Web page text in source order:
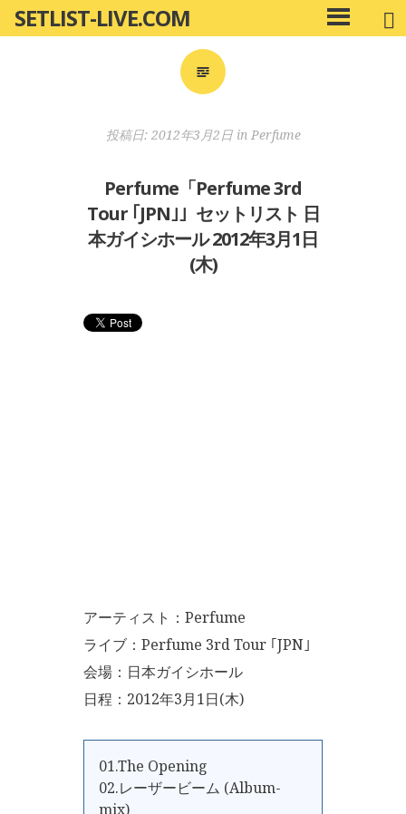
ン
SETLIST-LIVE.COM
メ
イ
投稿日: 2012年3月2日in Perfume
Perfume「Perfume 3rd
Tour ｢JPN｣」セットリスト 日
本ガイシホール 2012年3月1日
(木)
アーティスト：Perfume
ライブ：Perfume 3rd Tour ｢JPN｣
会場：日本ガイシホール
日程：2012年3月1日(木)
01.The Opening
02.レーザービーム (Album-
mix)